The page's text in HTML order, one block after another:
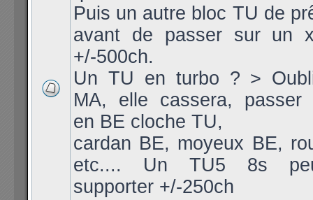
Puis un autre bloc TU de
avant de passer sur un
+/-500ch.
Un TU en turbo ? >
MA, elle cassera, passer
en BE cloche TU,
cardan BE, moyeux BE,
etc.... Un TU5 8s
supporter +/-250ch